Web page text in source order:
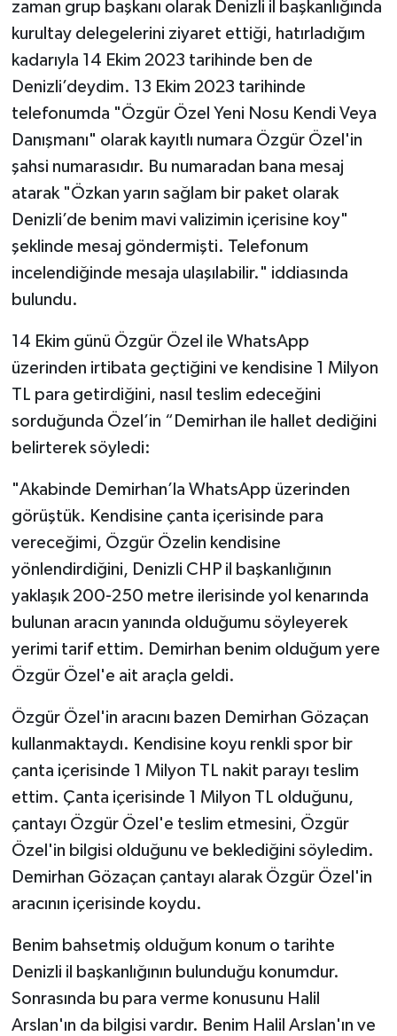
zaman grup başkanı olarak Denizli il başkanlığında
kurultay delegelerini ziyaret ettiği, hatırladığım
kadarıyla 14 Ekim 2023 tarihinde ben de
Denizli’deydim. 13 Ekim 2023 tarihinde
telefonumda "Özgür Özel Yeni Nosu Kendi Veya
Danışmanı" olarak kayıtlı numara Özgür Özel'in
şahsi numarasıdır. Bu numaradan bana mesaj
atarak "Özkan yarın sağlam bir paket olarak
Denizli’de benim mavi valizimin içerisine koy"
şeklinde mesaj göndermişti. Telefonum
incelendiğinde mesaja ulaşılabilir." iddiasında
bulundu.
14 Ekim günü Özgür Özel ile WhatsApp
üzerinden irtibata geçtiğini ve kendisine 1 Milyon
TL para getirdiğini, nasıl teslim edeceğini
sorduğunda Özel’in “Demirhan ile hallet dediğini
belirterek söyledi:
"Akabinde Demirhan’la WhatsApp üzerinden
görüştük. Kendisine çanta içerisinde para
vereceğimi, Özgür Özelin kendisine
yönlendirdiğini, Denizli CHP il başkanlığının
yaklaşık 200-250 metre ilerisinde yol kenarında
bulunan aracın yanında olduğumu söyleyerek
yerimi tarif ettim. Demirhan benim olduğum yere
Özgür Özel'e ait araçla geldi.
Özgür Özel'in aracını bazen Demirhan Gözaçan
kullanmaktaydı. Kendisine koyu renkli spor bir
çanta içerisinde 1 Milyon TL nakit parayı teslim
ettim. Çanta içerisinde 1 Milyon TL olduğunu,
çantayı Özgür Özel'e teslim etmesini, Özgür
Özel'in bilgisi olduğunu ve beklediğini söyledim.
Demirhan Gözaçan çantayı alarak Özgür Özel'in
aracının içerisinde koydu.
Benim bahsetmiş olduğum konum o tarihte
Denizli il başkanlığının bulunduğu konumdur.
Sonrasında bu para verme konusunu Halil
Arslan'ın da bilgisi vardır. Benim Halil Arslan'ın ve